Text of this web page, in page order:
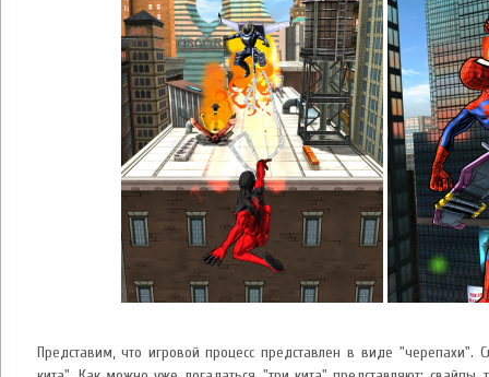
Представим, что игровой процесс представлен в виде "черепахи".